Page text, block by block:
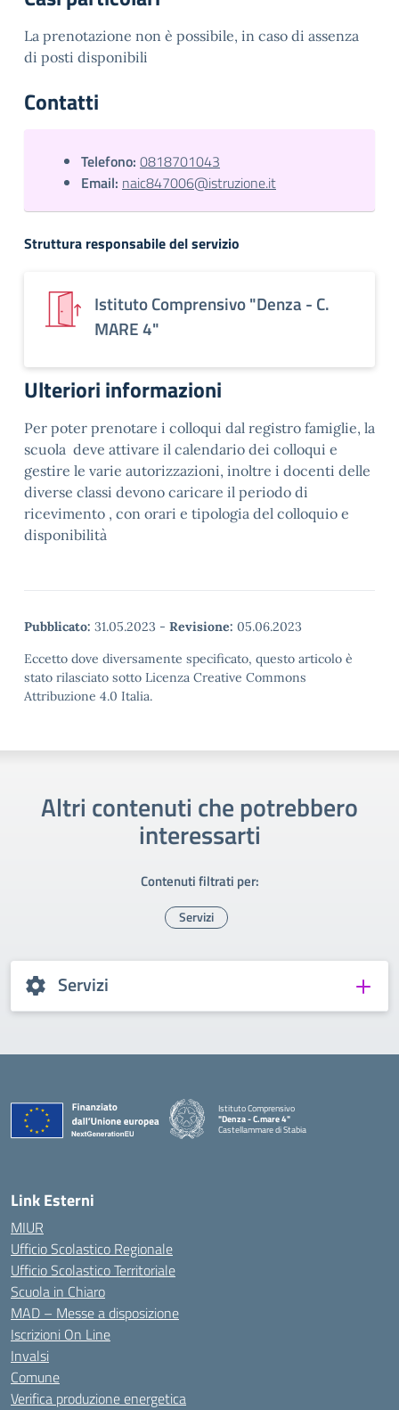
La prenotazione non è possibile, in caso di assenza
di posti disponibili
Contatti
Telefono: 0818701043
Email: naic847006@istruzione.it
Struttura responsabile del servizio
Istituto Comprensivo "Denza - C.
MARE 4"
Ulteriori informazioni
Per poter prenotare i colloqui dal registro famiglie, la
scuola deve attivare il calendario dei colloqui e
gestire le varie autorizzazioni, inoltre i docenti delle
diverse classi devono caricare il periodo di
ricevimento , con orari e tipologia del colloquio e
disponibilità
Pubblicato: 31.05.2023 - Revisione: 05.06.2023
Eccetto dove diversamente specificato, questo articolo è
stato rilasciato sotto Licenza Creative Commons
Attribuzione 4.0 Italia.
Altri contenuti che potrebbero
interessarti
Contenuti filtrati per:
Servizi
Servizi
Istituto Comprensivo
"Denza - C.mare 4"
Castellammare di Stabia
Link Esterni
MIUR
Ufficio Scolastico Regionale
Ufficio Scolastico Territoriale
Scuola in Chiaro
MAD – Messe a disposizione
Iscrizioni On Line
Invalsi
Comune
Verifica produzione energetica